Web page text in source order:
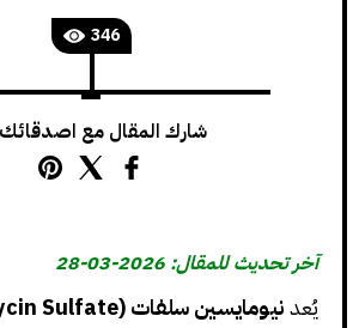
346
شارك المقال مع اصدقائك
آخر تحديث للمقال: 2026-03-28
يُعدنيومايسين سلفات (Neomycin Sulfate)